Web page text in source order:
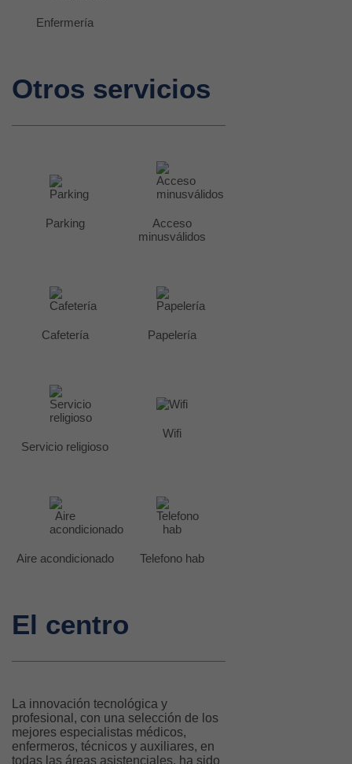
Enfermería
Otros servicios
Parking
Acceso
minusválidos
Cafetería Papelería
Servicio religioso
Wifi
Aire acondicionado Telefono hab
El centro
La innovación tecnológica y
profesional, con una selección de los
mejores especialistas médicos,
enfermeros, técnicos y auxiliares, en
todas las áreas asistenciales, ha sido